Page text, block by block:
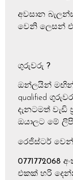
අවසාන
වෙනි ලෙසන්
ගුරුවරු ?
ඔන්ලයින්
qualified
දැනටමත් වැඩි
ඔයාලට මේ
රෙජිස්ටර්
0771772068
එකක් හරි